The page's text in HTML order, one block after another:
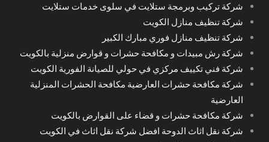
شركة تركيب وبرمجة ستلايت في سلوى خدمات ستلايت
شركة تنظيف منازل الكويت
شركة تنظيف منازل فوري مبارك الكبير
شركة رش مبيدات و مكافحة حشرات و قوارض منزلية بالكويت
شركة فني تكييف مركزي في حولي للصيانة الفورية الكويت
شركة مكافحة حشرات العارضية مكافحة الحشرات المنزلية
العارضية
شركة مكافحة حشرات و قضاء على القوارض بالكويت
شركة نقل اثاث الدوحة افضل شركة نقل اثاث في الكويت